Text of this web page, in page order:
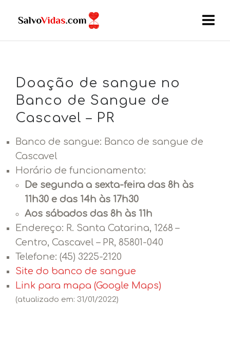
Doação de sangue no
Banco de Sangue de
Cascavel – PR
Banco de sangue: Banco de sangue de
Cascavel
Horário de funcionamento:
De segunda a sexta-feira das 8h às
11h30 e das 14h às 17h30
Aos sábados das 8h às 11h
Endereço: R. Santa Catarina, 1268 –
Centro, Cascavel – PR, 85801-040
Telefone: (45) 3225-2120
Site do banco de sangue
Link para mapa (Google Maps)
(atualizado em: 31/01/2022)